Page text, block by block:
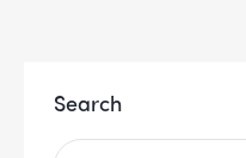
Search